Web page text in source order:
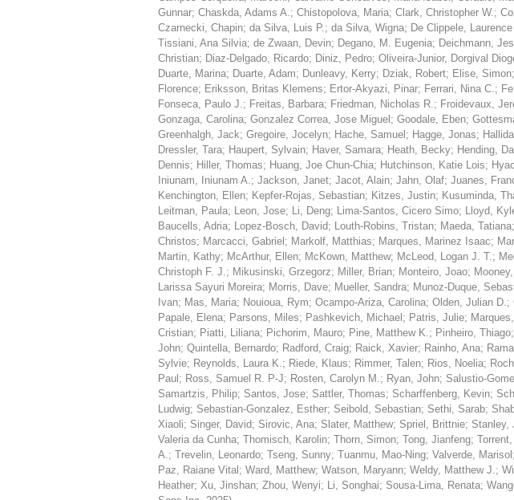
Gunnar; Chaskda, Adams A.; Chistopolova, Maria; Clark, Christopher W.;
Czarnecki, Chapin; da Silva, Luis P.; da Silva, Wigna; De Clippele,
Tissiani, Ana Silvia; de Zwaan, Devin; Degano, M. Eugenia; Deichmann,
Christian; Diaz-Delgado, Ricardo; Diniz, Pedro; Oliveira-Junior, Dorgival
Duarte, Marina; Duarte, Adam; Dunleavy, Kerry; Dziak, Robert; Elise, Simon;
Florence; Eriksson, Britas Klemens; Ertor-Akyazi, Pinar; Ferrari, Nina C.;
Fonseca, Paulo J.; Freitas, Barbara; Friedman, Nicholas R.; Froidevaux,
Gonzaga, Carolina; Gonzalez Correa, Jose Miguel ; Goodale, Eben;
Greenhalgh, Jack; Gregoire, Jocelyn; Hache, Samuel ; Hagge, Jonas;
Dressler, Tara; Haupert, Sylvain; Haver, Samara; Heath, Becky; Hending,
Dennis; Hiller, Thomas; Huang, Joe Chun-Chia; Hutchinson, Katie Lois;
Iniunam, Iniunam A.; Jackson, Janet; Jacot, Alain; Jahn, Olaf; Juanes,
Kenchington, Ellen; Kepfer-Rojas, Sebastian; Kitzes, Justin; Kusuminda,
Leitman, Paula; Leon, Jose; Li, Deng; Lima-Santos, Cicero Simo; Lloyd,
Baucells, Adria; Lopez-Bosch, David; Louth-Robins, Tristan; Maeda, Tatiana;
Christos; Marcacci, Gabriel ; Markolf, Matthias; Marques, Marinez Isaac;
Martin, Kathy; McArthur, Ellen; McKown, Matthew; McLeod, Logan J. T.;
Christoph F. J.; Mikusinski, Grzegorz; Miller, Brian; Monteiro, Joao;
Larissa Sayuri Moreira; Morris, Dave; Mueller, Sandra; Munoz-Duque,
Ivan; Mas, Maria; Nouioua, Rym; Ocampo-Ariza, Carolina; Olden, Julian D.;
Papale, Elena; Parsons, Miles; Pashkevich, Michael ; Patris, Julie;
Cristian; Piatti, Liliana; Pichorim, Mauro; Pine, Matthew K.; Pinheiro, Thiago;
John; Quintella, Bernardo; Radford, Craig; Raick, Xavier; Rainho, Ana;
Sylvie; Reynolds, Laura K.; Riede, Klaus; Rimmer, Talen; Rios, Noelia;
Paul ; Ross, Samuel R. P-J; Rosten, Carolyn M.; Ryan, John; Salustio-
Samartzis, Philip; Santos, Jose; Sattler, Thomas; Scharffenberg, Kevin;
Ludwig; Sebastian-Gonzalez, Esther; Seibold, Sebastian; Sethi, Sarab;
Xiaoli; Singer, David; Sirovic, Ana; Slater, Matthew; Spriel, Brittnie; Stanley,
Valeria da Cunha; Thomisch, Karolin; Thorn, Simon; Tong, Jianfeng;
A.; Trevelin, Leonardo; Tseng, Sunny; Tuanmu, Mao-Ning; Valverde, Marisol ;
Paz, Raiane Vital ; Ward, Matthew; Watson, Maryann; Weldy, Matthew J.;
Heather; Xu, Jinshan; Zhou, Wenyi; Li, Songhai; Sousa-Lima, Renata;